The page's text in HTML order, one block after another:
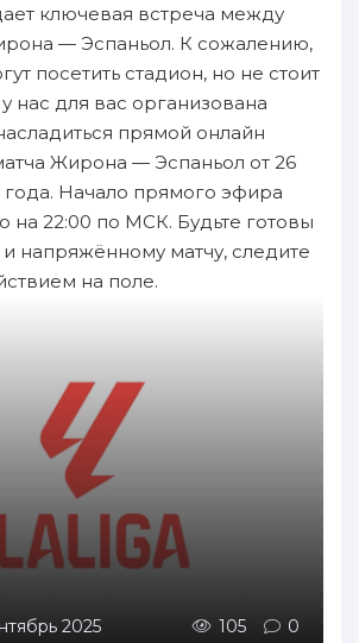
ключевая встреча между
— Эспаньол. К сожалению,
посетить стадион, но не стоит
нас для вас организована
прямой онлайн
Жирона — Эспаньол от 26
года. Начало прямого эфира
на 22:00 по МСК. Будьте готовы
напряжённому матчу, следите
на поле.
2025 105 0